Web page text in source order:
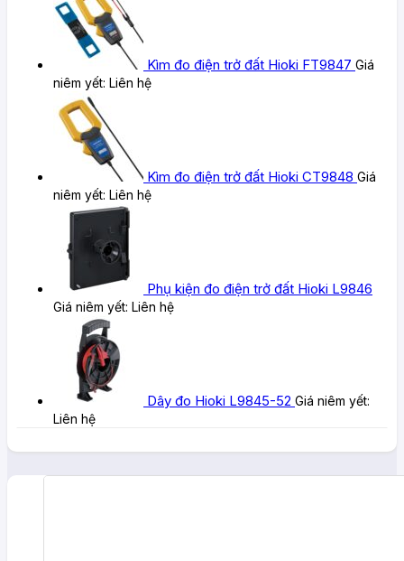
Kìm đo điện trở đất Hioki FT9847 Giá
niêm yết: Liên hệ
Kìm đo điện trở đất Hioki CT9848 Giá
niêm yết: Liên hệ
Phụ kiện đo điện trở đất Hioki L9846
Giá niêm yết: Liên hệ
Dây đo Hioki L9845-52 Giá niêm yết:
Liên hệ